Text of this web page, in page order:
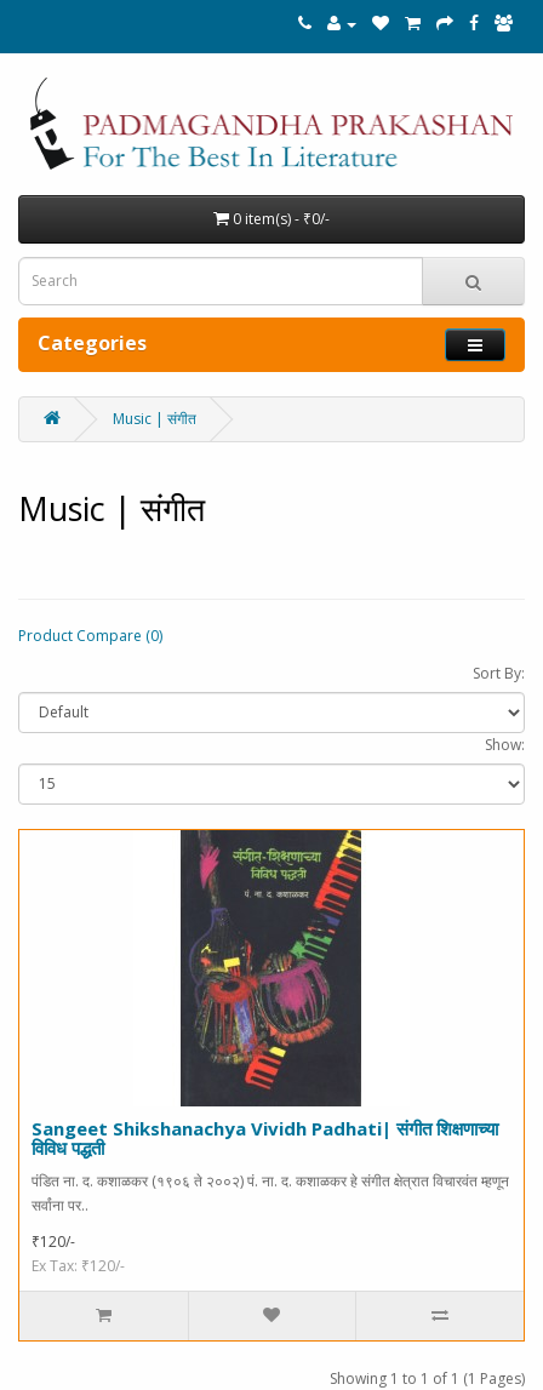
0 item(s) - ₹0/-
Categories
Music | संगीत
Music | संगीत
Product Compare (0)
Sort By:
Show:
Sangeet Shikshanachya Vividh Padhati| संगीत शिक्षणाच्या
विविध पद्धती
पंडित ना. द. कशाळकर (१९०६ ते २००२) पं. ना. द. कशाळकर हे संगीत क्षेत्रात विचारवंत म्हणून
सर्वांना पर..
₹120/-
Ex Tax: ₹120/-
Showing 1 to 1 of 1 (1 Pages)